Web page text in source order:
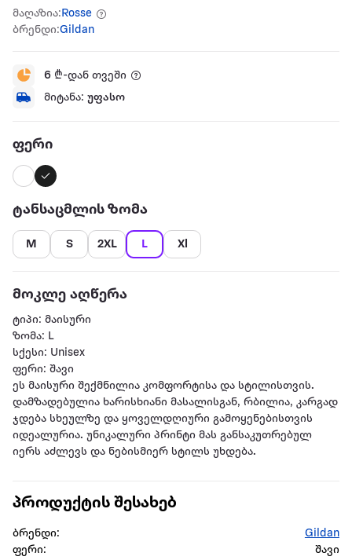
მაღაზია:Rosse
ბრენდი:Gildan
6 ₾-დან თვეში
მიტანა: უფასო
ფერი
ტანსაცმლის ზომა
M S 2XL L Xl
მოკლე აღწერა
ტიპი: მაისური
ზომა: L
სქესი: Unisex
ფერი: შავი
ეს მაისური შექმნილია კომფორტისა და სტილისთვის.
დამზადებულია ხარისხიანი მასალისგან, რბილია, კარგად
ჯდება სხეულზე და ყოველდღიური გამოყენებისთვის
იდეალურია. უნიკალური პრინტი მას განსაკუთრებულ
იერს აძლევს და ნებისმიერ სტილს უხდება.
პროდუქტის შესახებ
ბრენდი:
Gildan
ფერი:
შავი